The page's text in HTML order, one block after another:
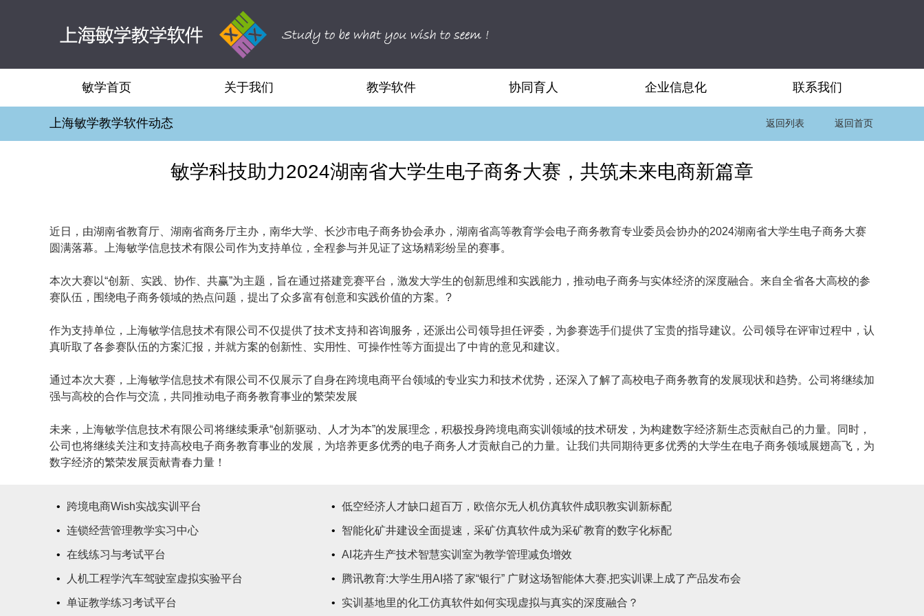
敏学首页 关于我们 教学软件 协同育人 企业信息化 联系我们
上海敏学教学软件动态 返回列表 返回首页
敏学科技助力2024湖南省大学生电子商务大赛，共筑未来电商新篇章
近日，由湖南省教育厅、湖南省商务厅主办，南华大学、长沙市电子商务协会承办，湖南省高等教育学会电子商务教育专业委员会协办的2024湖南省大学生电子商务大赛
圆满落幕。上海敏学信息技术有限公司作为支持单位，全程参与并见证了这场精彩纷呈的赛事。
本次大赛以“创新、实践、协作、共赢”为主题，旨在通过搭建竞赛平台，激发大学生的创新思维和实践能力，推动电子商务与实体经济的深度融合。来自全省各大高校的参
赛队伍，围绕电子商务领域的热点问题，提出了众多富有创意和实践价值的方案。?
作为支持单位，上海敏学信息技术有限公司不仅提供了技术支持和咨询服务，还派出公司领导担任评委，为参赛选手们提供了宝贵的指导建议。公司领导在评审过程中，认
真听取了各参赛队伍的方案汇报，并就方案的创新性、实用性、可操作性等方面提出了中肯的意见和建议。
通过本次大赛，上海敏学信息技术有限公司不仅展示了自身在跨境电商平台领域的专业实力和技术优势，还深入了解了高校电子商务教育的发展现状和趋势。公司将继续加
强与高校的合作与交流，共同推动电子商务教育事业的繁荣发展
未来，上海敏学信息技术有限公司将继续秉承“创新驱动、人才为本”的发展理念，积极投身跨境电商实训领域的技术研发，为构建数字经济新生态贡献自己的力量。同时，
公司也将继续关注和支持高校电子商务教育事业的发展，为培养更多优秀的电子商务人才贡献自己的力量。让我们共同期待更多优秀的大学生在电子商务领域展翅高飞，为
数字经济的繁荣发展贡献青春力量！
• 跨境电商Wish实战实训平台
• 连锁经营管理教学实习中心
• 在线练习与考试平台
• 人机工程学汽车驾驶室虚拟实验平台
• 单证教学练习考试平台
• 低空经济人才缺口超百万，欧倍尔无人机仿真软件成职教实训新标配
• 智能化矿井建设全面提速，采矿仿真软件成为采矿教育的数字化标配
• AI花卉生产技术智慧实训室为教学管理减负增效
• 腾讯教育:大学生用AI搭了家“银行” 广财这场智能体大赛,把实训课上成了产品发布会
• 实训基地里的化工仿真软件如何实现虚拟与真实的深度融合？